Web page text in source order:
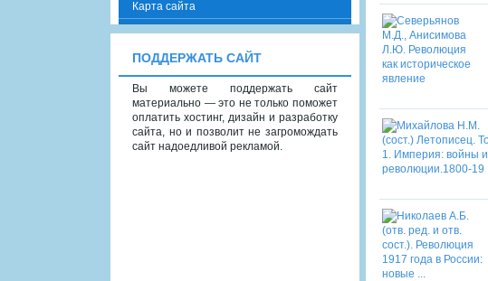
Карта сайта
ПОДДЕРЖАТЬ САЙТ
Вы можете поддержать сайт
материально — это не только поможет
оплатить хостинг, дизайн и разработку
сайта, но и позволит не загромождать
сайт надоедливой рекламой.